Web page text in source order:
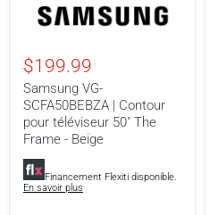
VG-
SCFA50BEBZA
pour
50"
The
Frame
$199.99
Samsung VG-
SCFA50BEBZA | Contour
pour téléviseur 50" The
Frame - Beige
Financement Flexiti disponible.
En savoir plus